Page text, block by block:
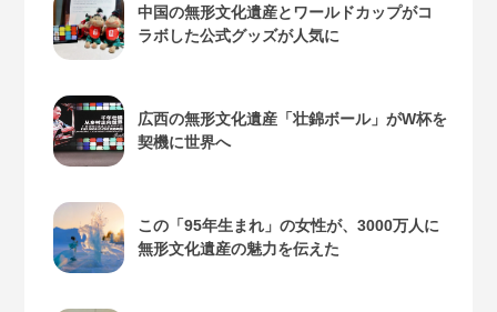
中国の無形文化遺産とワールドカップがコ
ラボした公式グッズが人気に
広西の無形文化遺産「壮錦ボール」がW杯を
契機に世界へ
この「95年生まれ」の女性が、3000万人に
無形文化遺産の魅力を伝えた